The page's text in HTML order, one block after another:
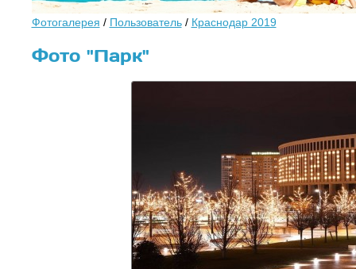
Фотогалерея / Пользователь/ Краснодар 2019
Фото "Парк"